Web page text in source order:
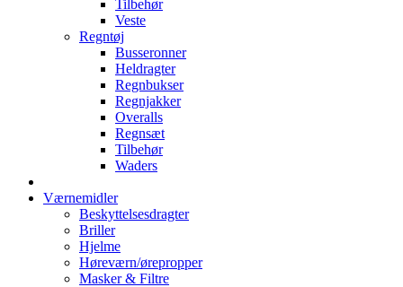
Tilbehør
Veste
Regntøj
Busseronner
Heldragter
Regnbukser
Regnjakker
Overalls
Regnsæt
Tilbehør
Waders
Værnemidler
Beskyttelsesdragter
Briller
Hjelme
Høreværn/ørepropper
Masker & Filtre